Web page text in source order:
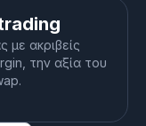
με ακριβείς
την αξία του